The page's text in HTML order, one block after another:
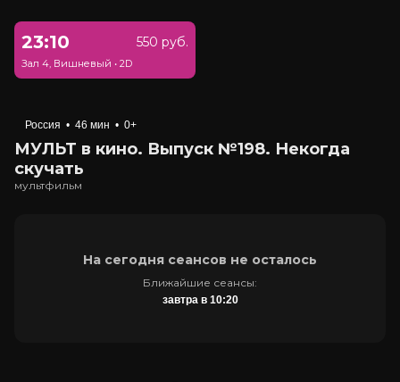
23:10 550 руб.
Зал 4, Вишневый • 2D
Россия • 46 мин • 0+
МУЛЬТ в кино. Выпуск №198. Некогда
скучать
мультфильм
На сегодня сеансов не осталось
Ближайшие сеансы:
завтра в 10:20